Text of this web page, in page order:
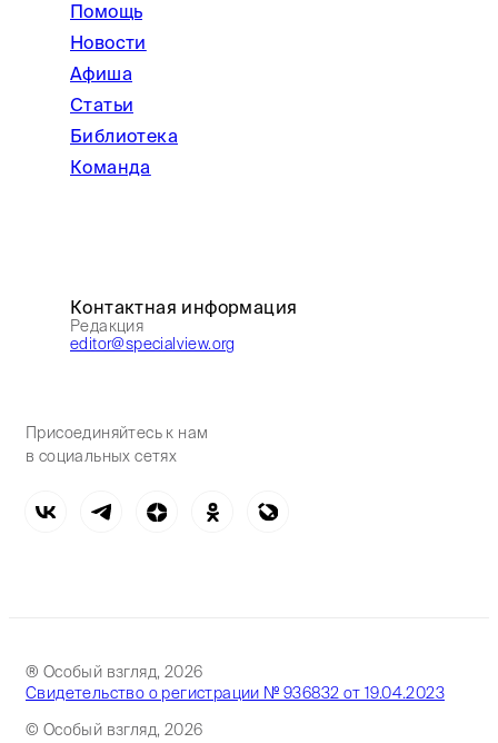
Помощь
Новости
Афиша
Статьи
Библиотека
Команда
Контактная информация
Редакция
editor@specialview.org
Присоединяйтесь к нам
в социальных сетях
® Особый взгляд, 2026
Свидетельство о регистрации № 936832 от 19.04.2023
© Особый взгляд, 2026